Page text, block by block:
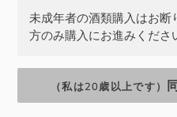
未成年者の酒類購入はお
方のみ購入にお進みくださ
（私は20歳以上です）